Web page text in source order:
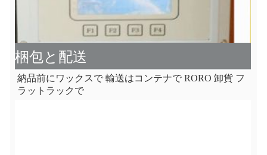
梱包と配送
納品前にワックスで 輸送はコンテナで RORO 卸貨 フ
ラットラックで